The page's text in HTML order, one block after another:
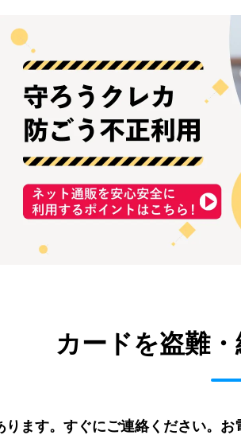
カードを盗難
ります。すぐにご連絡ください。